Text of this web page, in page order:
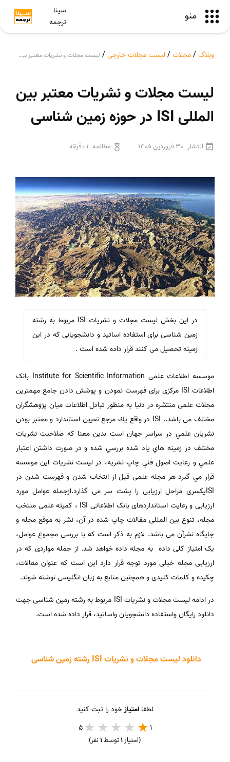
منو
سینا
ترجمه
وبلاگ /مجلات /لیست مجلات خارجی / لیست مجلات و نشریات معتبر بین المللی ISI در حوزه زمین شناسی
لیست مجلات و نشریات معتبر بین
المللی ISI در حوزه زمین شناسی
انتشار 30 فروردین 1405 مطالعه 1 دقیقه
در این بخش لیست مجلات و نشریات ISI مربوط به رشته
زمین شناسی برای استفاده اساتید و دانشجویانی که در این
زمینه تحصیل می کنند قرار داده شده است .
موسسه اطلاعات علمی Institute for Scientific Information بانک
اطلاعات ISI مرکزی برای فهرست نمودن و پوشش دادن جامع مهمترین
مجلات علمی منتشره در دنیا به منظور تبادل اطلاعات میان پژوهشگران
مختلف می باشد.. ISI در واقع يك مرجع تعيين استاندارد و معتبر بودن
نشريان علمي در سراسر جهان است بدين معنا كه صلاحيت نشريات
مختلف در زمينه هاي ياد شده بررسي شده و در صورت داشتن اعتبار
علمي و رعايت اصول فني چاپ نشريه، در ليست نشريات اين موسسه
قرار مي گيرد هر مجله علمی قبل از انتخاب شدن و فهرست شدن در
ISIیکسری مراحل ارزیابی را پشت سر می گذارد.ازجمله عوامل مورد
ارزیابی و رعایت استانداردهای بانک اطلاعاتی ISI ، کمیته علمی منتخب
مجله، تنوع بین المللی مقالات چاپ شده در آن، نشر به موقع مجله و
جایگاه نشرآن می باشد. لازم به ذکر است که با بررسی مجموع عوامل،
یک امتیاز کلی داده به مجله داده خواهد شد. از جمله مواردی که در
ارزیابی مجله خیلی مورد توجه قرار دارد این است که عنوان مقالات،
چکیده و کلمات کلیدی و همچنین منابع به زبان انگلیسی نوشته شوند.
در ادامه لیست مجلات و نشریات ISI مربوط به رشته زمین شناسی جهت
دانلود رایگان واستفاده دانشجویان واساتید، قرار داده شده است.
دانلود لیست مجلات و نشریات ISI رشته زمین شناسی
لطفاامتیازخود را ثبت کنید
1
5
(امتیاز1توسط1نفر)